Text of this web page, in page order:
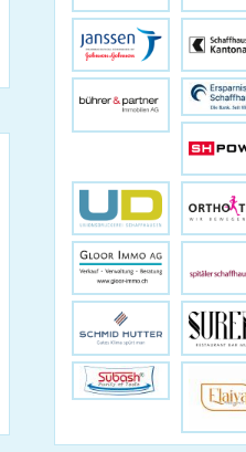
über VB Damen 1 3:1 Niederlage gegen